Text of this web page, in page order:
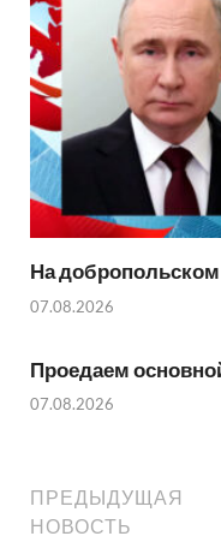
На добропольском
07.08.2026
Проедаем
07.08.2026
ПРЕДЫДУЩАЯ
НОВОСТЬ